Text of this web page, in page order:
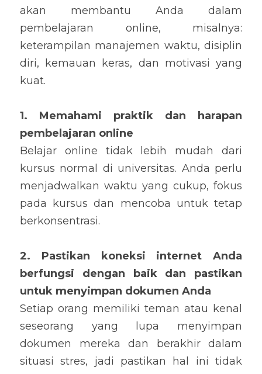
akan membantu Anda dalam
pembelajaran online, misalnya:
keterampilan manajemen waktu, disiplin
diri, kemauan keras, dan motivasi yang
kuat.
1. Memahami praktik dan harapan
pembelajaran online
Belajar online tidak lebih mudah dari
kursus normal di universitas. Anda perlu
menjadwalkan waktu yang cukup, fokus
pada kursus dan mencoba untuk tetap
berkonsentrasi.
2. Pastikan koneksi internet Anda
berfungsi dengan baik dan pastikan
untuk menyimpan dokumen Anda
Setiap orang memiliki teman atau kenal
seseorang yang lupa menyimpan
dokumen mereka dan berakhir dalam
situasi stres, jadi pastikan hal ini tidak